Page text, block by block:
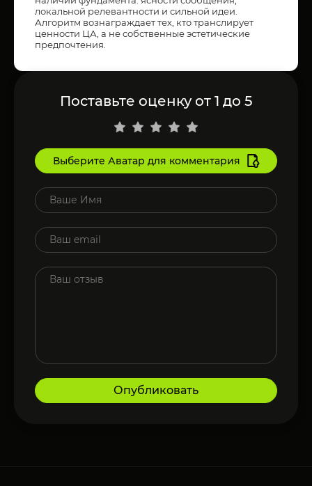
локальной релевантности и сильной идеи.
Алгоритм вознаграждает тех, кто транслирует
ценности ЦА, а не собственные эстетические
предпочтения.
Поставьте оценку от 1 до 5
Выберите Аватар для комментария
Опубликовать